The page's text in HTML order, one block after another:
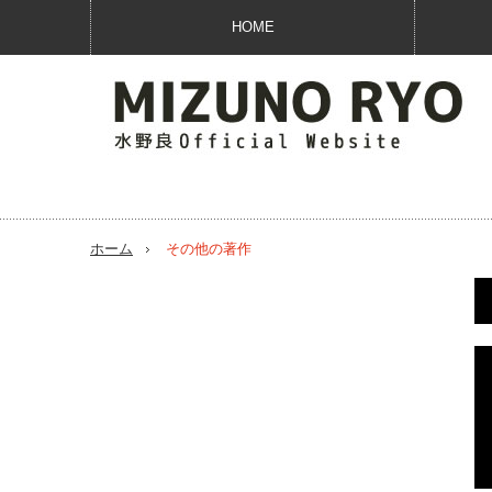
HOME
ホーム その他の著作